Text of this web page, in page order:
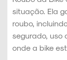
situação. Ela
roubo,
segurado, uso
onde a bike